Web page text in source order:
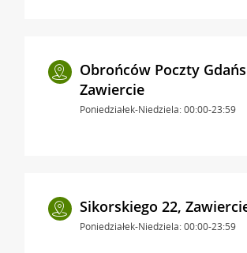
Obrońców Poczty
Zawiercie
Poniedziałek-Niedziela: 00:00-23:59
Sikorskiego 22,
Poniedziałek-Niedziela: 00:00-23:59